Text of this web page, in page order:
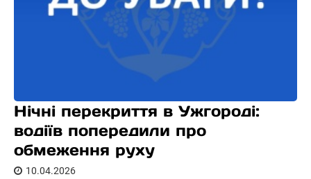
Нічні перекриття в Ужгороді:
водіїв попередили про
обмеження руху
10.04.2026